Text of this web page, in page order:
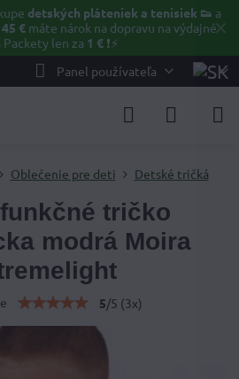
✕
detských pláteniek a tenisiek 👟 a
€máte nárok na dopravu na výdajné
Packety len za 1 € ❗⚡️
Panel používateľa
Oblečenie pre deti Detské tričká
tričko
modrá Moira
5/5 (3x)